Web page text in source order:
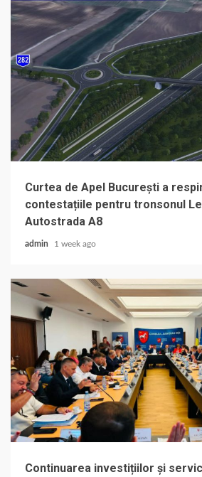
Curtea de Apel București a
contestațiile pentru tronsonul
Autostrada A8
admin 1 week ago
Continuarea investițiilor și